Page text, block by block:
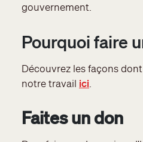
gouvernement.
Pourquoi faire
Découvrez les façons
notre travail ici
​Faites un don